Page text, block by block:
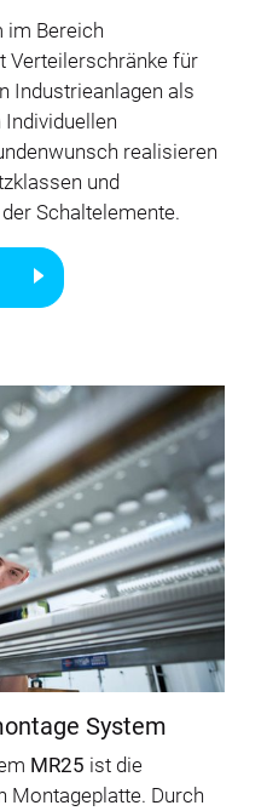
im Bereich
Verteilerschränke für
Industrieanlagen als
realisieren
und
Schaltelemente.
System
MR25 ist die
Montageplatte. Durch